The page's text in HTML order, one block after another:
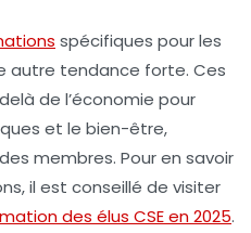
spécifiques pour les
autre tendance forte. Ces
de l’économie pour
et le bien-être,
membres. Pour en savoir
il est conseillé de visiter
des élus CSE en 2025.